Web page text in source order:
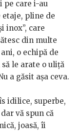
pe care i-au
pline de
inox”, care
din multe
o echipă de
le arate o uliță
a găsit așa ceva.
idilice, superbe,
vă spun că
joasă, îi